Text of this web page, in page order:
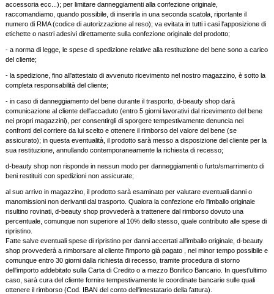
accessoria ecc...); per limitare danneggiamenti alla confezione originale,
raccomandiamo, quando possibile, di inserirla in una seconda scatola, riportante il
numero di RMA (codice di autorizzazione al reso); va evitata in tutti i casi l'apposizione di
etichette o nastri adesivi direttamente sulla confezione originale del prodotto;
- a norma di legge, le spese di spedizione relative alla restituzione del bene sono a carico
del cliente;
- la spedizione, fino all'attestato di avvenuto ricevimento nel nostro magazzino, è sotto la
completa responsabilità del cliente;
- in caso di danneggiamento del bene durante il trasporto, d-beauty shop darà
comunicazione al cliente dell'accaduto (entro 5 giorni lavorativi dal ricevimento del bene
nei propri magazzini), per consentirgli di sporgere tempestivamente denuncia nei
confronti del corriere da lui scelto e ottenere il rimborso del valore del bene (se
assicurato); in questa eventualità, il prodotto sarà messo a disposizione del cliente per la
sua restituzione, annullando contemporaneamente la richiesta di recesso;
d-beauty shop non risponde in nessun modo per danneggiamenti o furto/smarrimento di
beni restituiti con spedizioni non assicurate;
al suo arrivo in magazzino, il prodotto sarà esaminato per valutare eventuali danni o
manomissioni non derivanti dal trasporto. Qualora la confezione e/o l'imballo originale
risultino rovinati, d-beauty shop provvederà a trattenere dal rimborso dovuto una
percentuale, comunque non superiore al 10% dello stesso, quale contributo alle spese di
ripristino.
Fatte salve eventuali spese di ripristino per danni accertati all'imballo originale, d-beauty
shop provvederà a rimborsare al cliente l'importo già pagato , nel minor tempo possibile e
comunque entro 30 giorni dalla richiesta di recesso, tramite procedura di storno
dell'importo addebitato sulla Carta di Credito o a mezzo Bonifico Bancario. In quest'ultimo
caso, sarà cura del cliente fornire tempestivamente le coordinate bancarie sulle quali
ottenere il rimborso (Cod. IBAN del conto dell'intestatario della fattura).